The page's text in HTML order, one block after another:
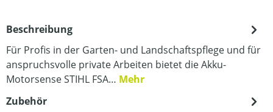
Beschreibung
Für Profis in der Garten- und Landschaftspflege und für
anspruchsvolle private Arbeiten bietet die Akku-
Motorsense STIHL FSA… Mehr
Zubehör